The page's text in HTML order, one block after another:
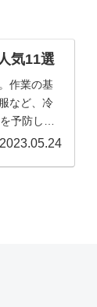
気11選
作業の基
など、冷
予防し、
2023.05.24